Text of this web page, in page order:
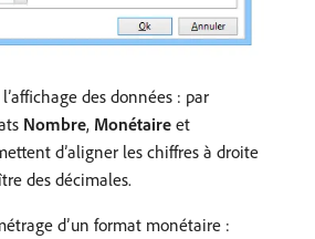
des données : par
Nombre, Monétaire et
d’aligner les chiffres à droite
des décimales.
d’un format monétaire :